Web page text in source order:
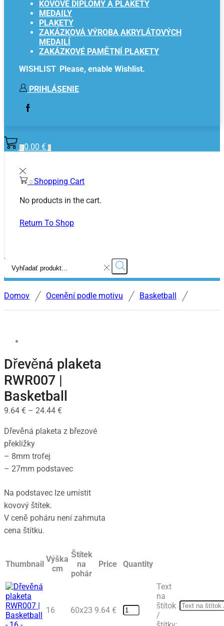
KOVOVÉ DIPLOMY A PLAKETY
MEDAILY
PLAKETY
ZAKÁZKOVÁ VÝROBA AKRYLÁTOVÝCH
MEDAILÍ
ZAKÁZKOVÉ PAMĚTNÍ PLAKETY
WISHLIST Please, enable Wishlist.
PRIHLÁSENIE
FACEBOOK
0 0.00€ 0
0 Shopping Cart
No products in the cart.
Return To Shop
input
Search
Domov / Ocenění podle motivu / Basketball /
Dřevěná plaketa
RWR007 |
Basketball
9.64 € – 24.44 €Price
9.64 €
Dřevěná plaketa z březové
překližky
– 8mm trofej
– 27mm podstavec
Na podstavec lze umístit
kovový štítek.
V ceně poháru není zahrnuta
cena štítku.
Thumbnail
Výška
cm
Štítek
na
pohár
Price Quantity
16 60x23 9.64 €
Text
na
štítok
/